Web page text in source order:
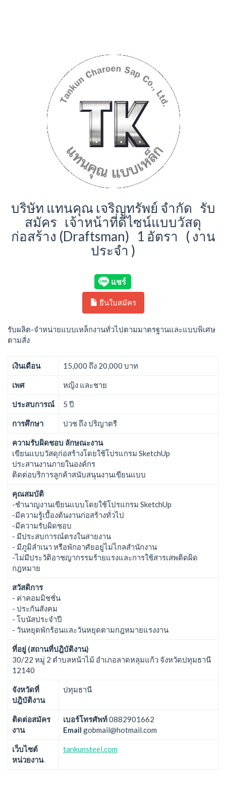
บริษัท แทนคุณ เจริญทรัพย์ จำกัด รับ
สมัคร เจ้าหน้าที่ดีไซน์แบบวัสดุ
ก่อสร้าง (Draftsman) 1 อัตรา ( งาน
ประจำ )
ยืนใบสมัคร
รับผลิต-จำหน่ายแบบเหล็กงานทั่วไปตามมาตรฐานและแบบพิเศษ
ตามสั่ง
เงินเดือน 15,000 ถึง 20,000 บาท
เพศ หญิง และชาย
ประสบการณ์ 5 ปี
การศึกษา ปวช ถึง ปริญาตรี
ความรับผิดชอบ ลักษณะงาน
เขียนแบบวัสดุก่อสร้างโดยใช้โปรแกรม SketchUp
ประสานงานภายในองค์กร
ติดต่อบริการลูกค้าสนับสนุนงานเขียนแบบ
คุณสมบัติ
-ชำนาญงานเขียนแบบโดยใช้โปรแกรม SketchUp
-มีความรู้เบื้องต้นงานก่อสร้างทั่วไป
-มีความรับผิดชอบ
- มีประสบการณ์ตรงในสายงาน
- มีภูมิลำเนา หรือพักอาศัยอยู่ไม่ไกลสำนักงาน
-ไม่มีประวัติอาชญากรรมร้ายแรงและการใช้สารเสพติดผิด
กฎหมาย
สวัสดิการ
- ค่าคอมมิชชั่น
- ประกันสังคม
- โบนัสประจำปี
- วันหยุดพักร้อนและวันหยุดตามกฎหมายแรงงาน
ที่อยู่ (สถานที่ปฎิบัติงาน)
30/22 หมู่ 2 ตำบลหน้าไม้ อำเภอลาดหลุมแก้ว จังหวัดปทุมธานี
12140
จังหวัดที่
ปฎิบัติงาน
ปทุมธานี
ติดต่อสมัคร
งาน
เบอร์โทรศัพท์0882901662
Email gobmail@hotmail.com
เว็บไซต์
หน่วยงาน
tankunsteel.com